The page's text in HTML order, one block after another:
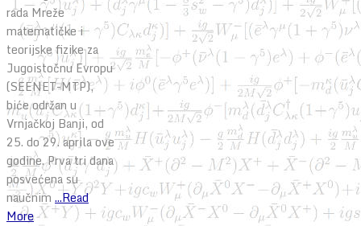
rada Mreže
matematičke i
teorijske fizike za
Jugoistočnu Evropu
(SEENET-MTP),
biće održan u
Vrnjačkoj Banji, od
25. do 29. aprila ove
godine. Prva tri dana
posvećena su
naučnim ...Read
More